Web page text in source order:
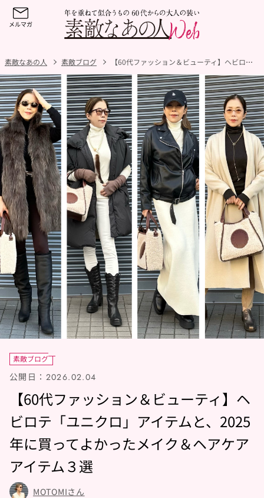
素敵なあの人 素敵ブログ 【60代ファッション＆ビューティ】ヘビロテ「ユニクロ」アイテムと、2025年に買ってよかったメイク＆ヘアケアアイテム３選
素敵ブログ
公開日： 2026.02.04
【60代ファッション＆ビューティ】ヘ
ビロテ「ユニクロ」アイテムと、2025
年に買ってよかったメイク＆ヘアケア
アイテム３選
MOTOMIさん